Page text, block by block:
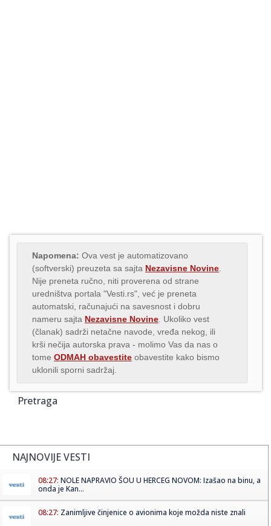
Napomena: Ova vest je automatizovano
(softverski) preuzeta sa sajta Nezavisne Novine
Nije preneta ručno, niti proverena od strane
uredništva portala "Vesti.rs", već je preneta
automatski, računajući na savesnost i dobru
nameru sajta Nezavisne Novine . Ukoliko vest
(članak) sadrži netačne navode, vređa nekog, ili
krši nečija autorska prava - molimo Vas da nas o
tome ODMAH obavestite obavestite kako bismo
uklonili sporni sadržaj.
Pretraga
NAJNOVIJE VESTI
08:27: NOLE NAPRAVIO ŠOU U HERCEG NOVOM: Izašao na binu, a
onda je Kan...
08:27: Zanimljive činjenice o avionima koje možda niste znali